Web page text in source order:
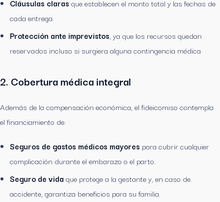
Cláusulas claras que establecen el monto total y las fechas de
cada entrega.
Protección ante imprevistos, ya que los recursos quedan
reservados incluso si surgiera alguna contingencia médica.
2. Cobertura médica integral
Además de la compensación económica, el fideicomiso contempla
el financiamiento de:
Seguros de gastos médicos mayores para cubrir cualquier
complicación durante el embarazo o el parto.
Seguro de vida que protege a la gestante y, en caso de
accidente, garantiza beneficios para su familia.